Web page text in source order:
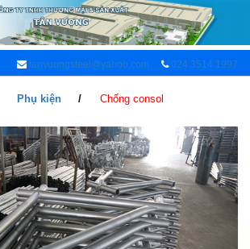
024.3514.1997
tanvuongsteel@yahoo.com
Phụ kiện Chống consol